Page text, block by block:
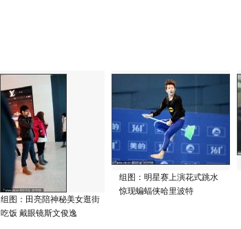
组图：田亮陪神秘美女逛街
吃饭 戴眼镜斯文俊逸
组图：明星赛上演花式跳水
惊现蝙蝠侠哈里波特